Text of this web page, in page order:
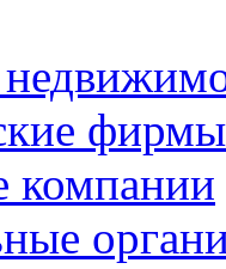
фирмы
компании